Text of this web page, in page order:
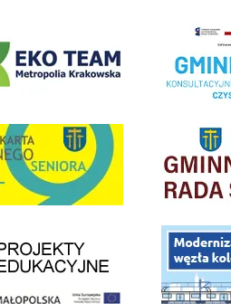
Realizacja
Karta Aktywnego Seniora link do strony
edukacyjne dofinansowane z Europejskiego
link do opisu